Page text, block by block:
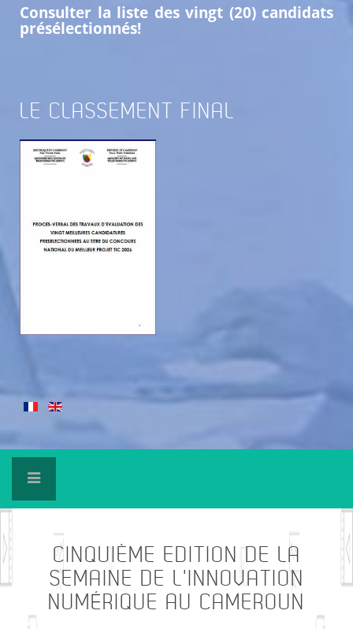
Consulter la liste des vingt (20) candidats
présélectionnés!
LE CLASSEMENT FINAL
CINQUIÈME EDITION DE LA
SEMAINE DE L'INNOVATION
NUMÉRIQUE AU CAMEROUN